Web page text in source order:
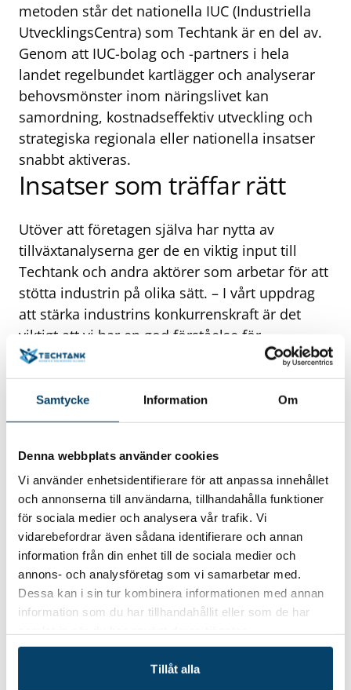
Samtycke Information Om
Denna webbplats använder cookies
Vi använder enhetsidentifierare för att anpassa innehållet
och annonserna till användarna, tillhandahålla funktioner
för sociala medier och analysera vår trafik. Vi
vidarebefordrar även sådana identifierare och annan
information från din enhet till de sociala medier och
annons- och analysföretag som vi samarbetar med.
Dessa kan i sin tur kombinera informationen med annan
information som du har tillhandahållit eller som de har
Tillåt alla
metoden står det nationella IUC (Industriella
UtvecklingsCentra) som Techtank är en del av.
Genom att IUC-bolag och -partners i hela
landet regelbundet kartlägger och analyserar
behovsmönster inom näringslivet kan
samordning, kostnadseffektiv utveckling och
strategiska regionala eller nationella insatser
snabbt aktiveras.
Insatser som träffar rätt
Utöver att företagen själva har nytta av
tillväxtanalyserna ger de en viktig input till
Techtank och andra aktörer som arbetar för att
stötta industrin på olika sätt. – I vårt uppdrag
att stärka industrins konkurrenskraft är det
viktigt att vi har en god förståelse för
industriföretagens utmaningar och behov.
Tillväxtanalyserna gör att vi kan skapa insatser
som är riktade just mot de behov som
framkommer. Det hjälper oss att träffa rätt.
Är du intresserad av att
göra en tillväxtanalys?